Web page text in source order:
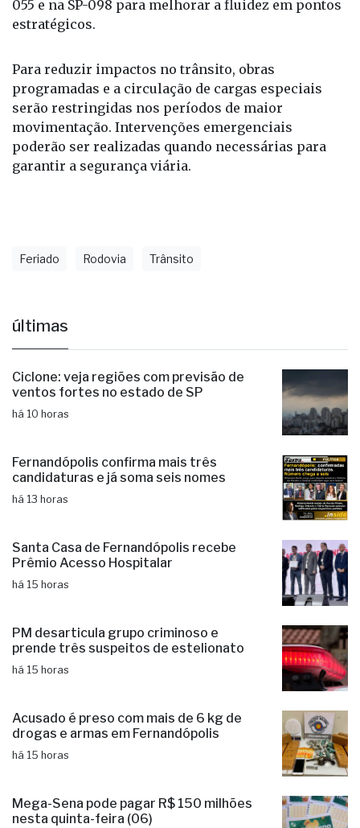
055 e na SP-098 para melhorar a fluidez em pontos
estratégicos.
Para reduzir impactos no trânsito, obras
programadas e a circulação de cargas especiais
serão restringidas nos períodos de maior
movimentação. Intervenções emergenciais
poderão ser realizadas quando necessárias para
garantir a segurança viária.
Feriado Rodovia Trânsito
últimas
Ciclone: veja regiões com previsão de
ventos fortes no estado de SP
há 10 horas
Fernandópolis confirma mais três
candidaturas e já soma seis nomes
há 13 horas
Santa Casa de Fernandópolis recebe
Prêmio Acesso Hospitalar
há 15 horas
PM desarticula grupo criminoso e
prende três suspeitos de estelionato
há 15 horas
Acusado é preso com mais de 6 kg de
drogas e armas em Fernandópolis
há 15 horas
Mega-Sena pode pagar R$ 150 milhões
nesta quinta-feira (06)